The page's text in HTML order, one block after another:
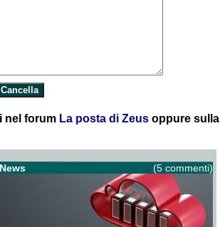
nel forum La posta di Zeusoppure sulla
News (5 commenti)